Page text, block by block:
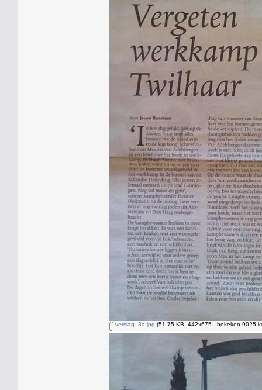
verslag_3a.jpg (51.75 KB, 442x675 - bekeken 9025